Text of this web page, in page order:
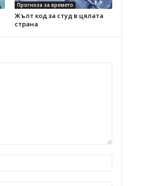
Прогноза за времето
Жълт код за студ в цялата
страна